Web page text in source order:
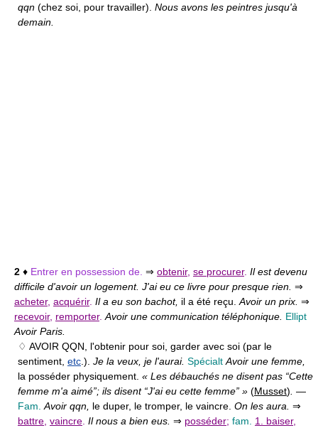
qqn (chez soi, pour travailler). Nous avons les peintres jusqu'à
demain.
2 ♦ Entrer en possession de. ⇒ obtenir, se procurer. Il est devenu
difficile d'avoir un logement. J'ai eu ce livre pour presque rien. ⇒
acheter, acquérir. Il a eu son bachot, il a été reçu. Avoir un prix. ⇒
recevoir, remporter. Avoir une communication téléphonique. Ellipt
Avoir Paris.
♢ AVOIR QQN, l'obtenir pour soi, garder avec soi (par le
sentiment, etc .). Je la veux, je l'aurai. Spécialt Avoir une femme,
la posséder physiquement. « Les débauchés ne disent pas “Cette
femme m'a aimé”; ils disent “J'ai eu cette femme” » (Musset) —
Fam. Avoir qqn, le duper, le tromper, le vaincre. On les aura. ⇒
battre vaincre Il nous a bien eus. ⇒ posséder; fam. 1. baiser,